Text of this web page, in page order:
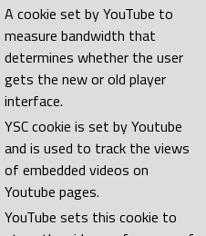
A cookie set by YouTube to
measure bandwidth that
determines whether the user
gets the new or old player
interface.
YSC cookie is set by Youtube
and is used to track the views
of embedded videos on
Youtube pages.
YouTube sets this cookie to